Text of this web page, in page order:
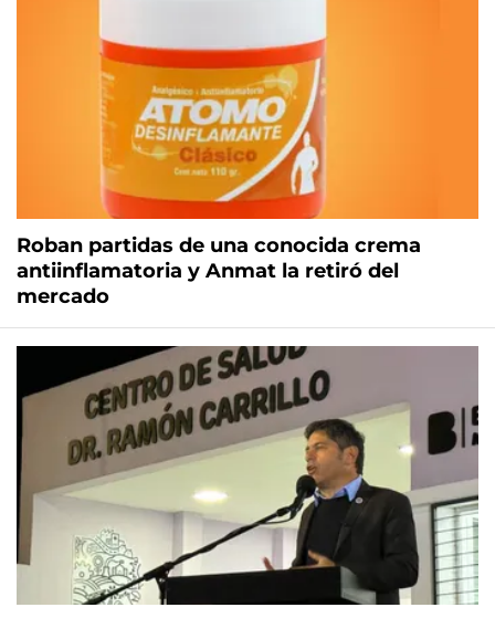
Roban partidas de una conocida crema
antiinflamatoria y Anmat la retiró del
mercado